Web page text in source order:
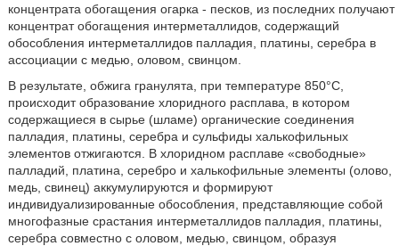
концентрата обогащения огарка - песков, из последних получают
концентрат обогащения интерметаллидов, содержащий
обособления интерметаллидов палладия, платины, серебра в
ассоциации с медью, оловом, свинцом.
В результате, обжига гранулята, при температуре 850°С,
происходит образование хлоридного расплава, в котором
содержащиеся в сырье (шламе) органические соединения
палладия, платины, серебра и сульфиды халькофильных
элементов отжигаются. В хлоридном расплаве «свободные»
палладий, платина, серебро и халькофильные элементы (олово,
медь, свинец) аккумулируются и формируют
индивидуализированные обособления, представляющие собой
многофазные срастания интерметаллидов палладия, платины,
серебра совместно с оловом, медью, свинцом, образуя